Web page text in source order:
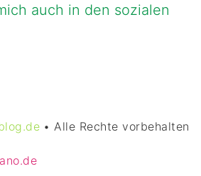
auch in den sozialen
• Alle Rechte vorbehalten